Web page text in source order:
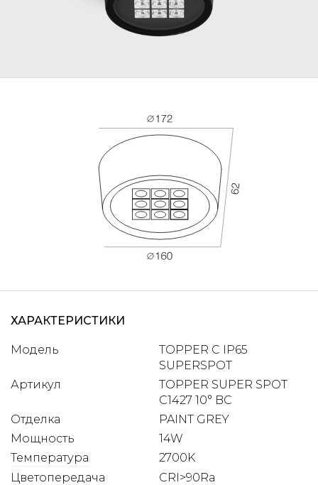
ХАРАКТЕРИСТИКИ
Артикул
TOPPER SUPER SPOT
C1427 10° BC
Модель
TOPPER C IP65
SUPERSPOT
Отделка
PAINT GREY
Мощность
14W
Цветопередача
CRI>90Ra
Температура 2700K